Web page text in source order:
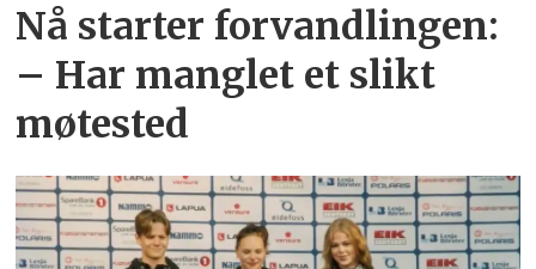
Nå starter forvandlingen:
– Har manglet et slikt
møtested